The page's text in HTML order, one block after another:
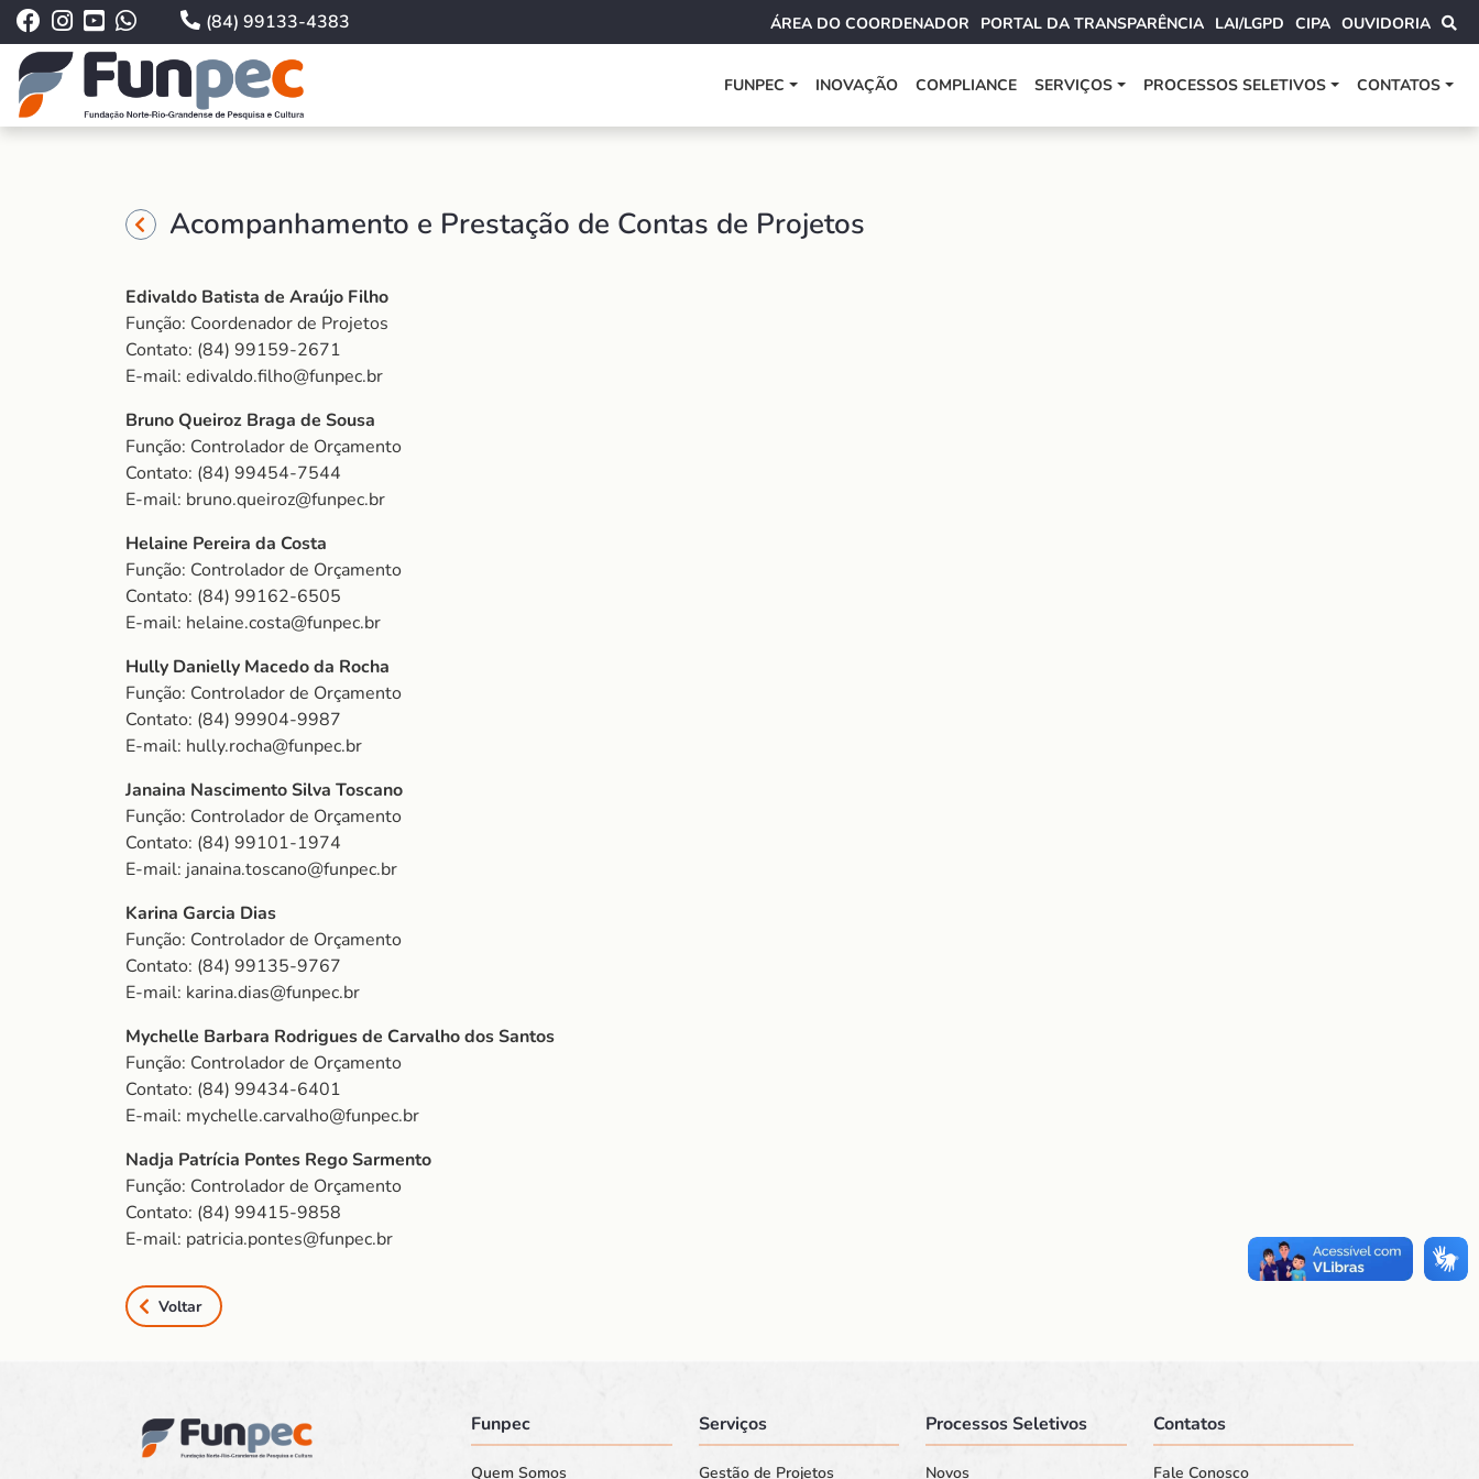
(84) 99133-4383 ÁREA DO COORDENADOR PORTAL DA TRANSPARÊNCIA LAI/LGPD CIPA OUVIDORIA
FUNPEC INOVAÇÃO COMPLIANCE SERVIÇOS PROCESSOS SELETIVOS CONTATOS
Acompanhamento e Prestação de Contas de Projetos
Edivaldo Batista de Araújo Filho
Função: Coordenador de Projetos
Contato: (84) 99159-2671
E-mail: edivaldo.filho@funpec.br
Bruno Queiroz Braga de Sousa
Função: Controlador de Orçamento
Contato: (84) 99454-7544
E-mail: bruno.queiroz@funpec.br
Helaine Pereira da Costa
Função: Controlador de Orçamento
Contato: (84) 99162-6505
E-mail: helaine.costa@funpec.br
Hully Danielly Macedo da Rocha
Função: Controlador de Orçamento
Contato: (84) 99904-9987
E-mail: hully.rocha@funpec.br
Janaina Nascimento Silva Toscano
Função: Controlador de Orçamento
Contato: (84) 99101-1974
E-mail: janaina.toscano@funpec.br
Karina Garcia Dias
Função: Controlador de Orçamento
Contato: (84) 99135-9767
E-mail: karina.dias@funpec.br
Mychelle Barbara Rodrigues de Carvalho dos Santos
Função: Controlador de Orçamento
Contato: (84) 99434-6401
E-mail: mychelle.carvalho@funpec.br
Nadja Patrícia Pontes Rego Sarmento
Função: Controlador de Orçamento
Contato: (84) 99415-9858
E-mail: patricia.pontes@funpec.br
Voltar
Funpec
Quem Somos
Serviços
Gestão de Projetos
Processos Seletivos
Novos
Contatos
Fale Conosco